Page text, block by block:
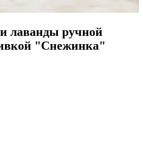
лаванды ручной
"Снежинка"